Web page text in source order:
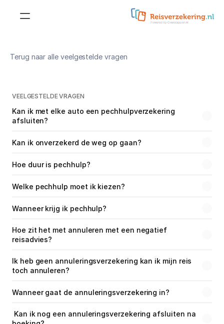
Terug naar alle veelgestelde vragen
VEELGESTELDE VRAGEN
Kan ik met elke auto een pechhulpverzekering
afsluiten?
Kan ik onverzekerd de weg op gaan?
Hoe duur is pechhulp?
Welke pechhulp moet ik kiezen?
Wanneer krijg ik pechhulp?
Hoe zit het met annuleren met een negatief
reisadvies?
Ik heb geen annuleringsverzekering kan ik mijn reis
toch annuleren?
Wanneer gaat de annuleringsverzekering in?
Doorlopende
Kortlopende reisverzekering
studenten
Doorlopende
ouderen
Kortlopende
annuleringsverzekering
Annuleringsverzekering
Aanvullende dekkingen
Medische reisverzekering
Bagage verzekering
Gevaarlijke sporten
Ongevallendekking